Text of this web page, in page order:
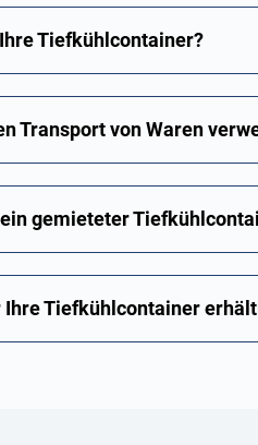
Tiefkühlcontainer?
Transport von Waren
gemieteter
Tiefkühlcontainer